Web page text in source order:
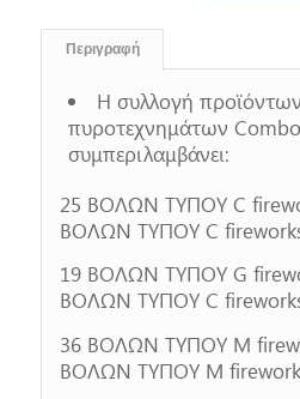
Περιγραφή
Η συλλογή
πυροτεχνημάτων
συμπεριλαμβάνει:
25 ΒΟΛΩΝ ΤΥΠΟΥ C
ΒΟΛΩΝ ΤΥΠΟΥ C
19 ΒΟΛΩΝ ΤΥΠΟΥ G
ΒΟΛΩΝ ΤΥΠΟΥ C
36 ΒΟΛΩΝ ΤΥΠΟΥ M
ΒΟΛΩΝ ΤΥΠΟΥ M